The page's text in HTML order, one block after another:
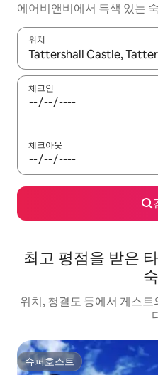
에어비앤비에서 특색 있는
위치
결과가 나오면 위·아래 화살
체크인
체크아웃
최고 평점을 받은
위치, 청결도 등에서 게스
슈퍼호스트
슈퍼호스트